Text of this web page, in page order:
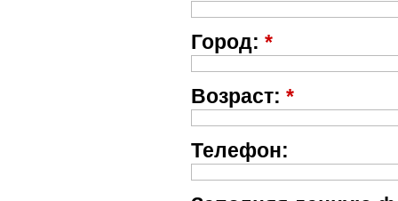
Город: *
Возраст: *
Телефон: